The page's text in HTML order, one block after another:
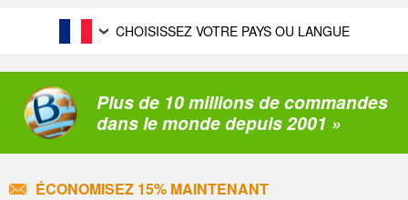
CHOISISSEZ VOTRE PAYS OU LANGUE
Plus de 10 millions de commandes
dans le monde depuis 2001 »
ÉCONOMISEZ 15% MAINTENANT